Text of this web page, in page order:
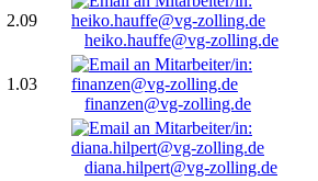
2.09
heiko.hauffe@vg-zolling.de
1.03
finanzen@vg-zolling.de
diana.hilpert@vg-zolling.de